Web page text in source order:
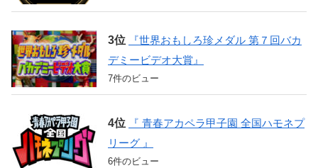
『世界おもしろ珍メダル 第７回バカ
デミービデオ大賞』
7件のビュー
『 青春アカペラ甲子園 全国ハモネプ
リーグ 』
6件のビュー